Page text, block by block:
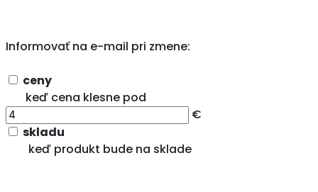
Informovať na e-mail pri zmene:
ceny
keď cena klesne pod
€
skladu
keď produkt bude na sklade